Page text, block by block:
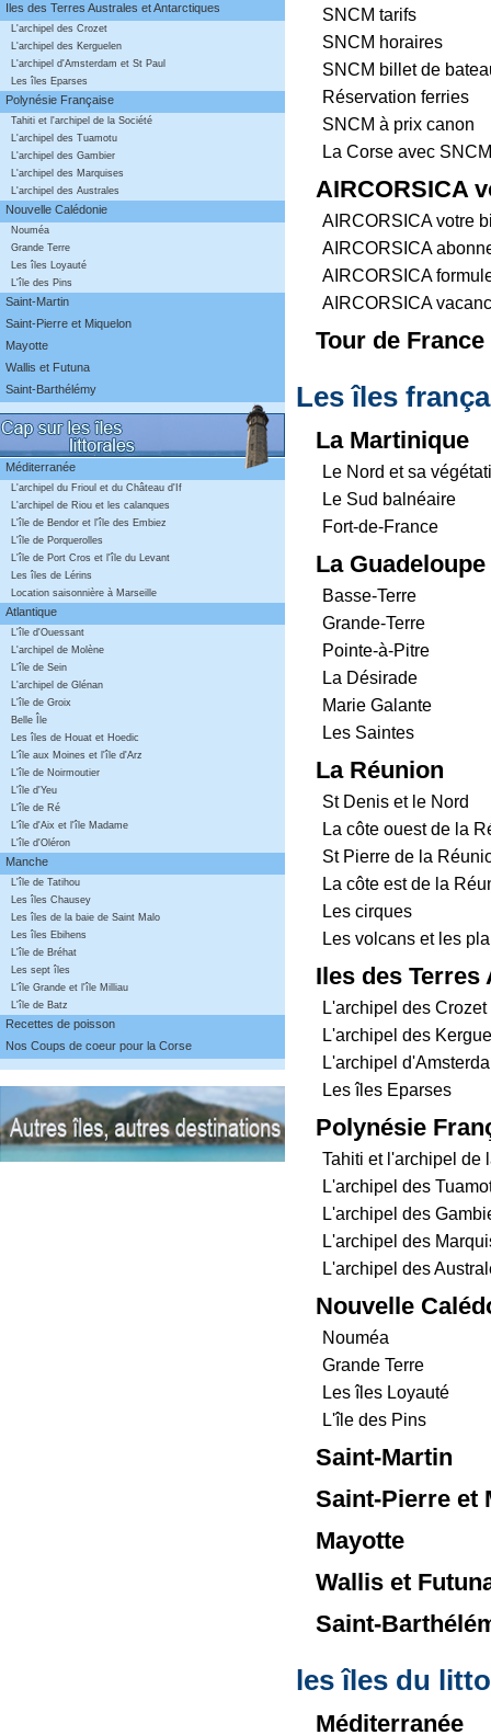
Iles des Terres Australes et Antarctiques
L'archipel des Crozet
L'archipel des Kerguelen
L'archipel d'Amsterdam et St Paul
Les îles Eparses
Polynésie Française
Tahiti et l'archipel de la Société
L'archipel des Tuamotu
L'archipel des Gambier
L'archipel des Marquises
L'archipel des Australes
Nouvelle Calédonie
Nouméa
Grande Terre
Les îles Loyauté
L'île des Pins
Saint-Martin
Saint-Pierre et Miquelon
Mayotte
Wallis et Futuna
Saint-Barthélémy
Méditerranée
L'archipel du Frioul et du Château d'If
L'archipel de Riou et les calanques
L'île de Bendor et l'île des Embiez
L'île de Porquerolles
L'île de Port Cros et l'île du Levant
Les îles de Lérins
Location saisonnière à Marseille
Atlantique
L'île d'Ouessant
L'archipel de Molène
L'île de Sein
L'archipel de Glénan
L'île de Groix
Belle Île
Les îles de Houat et Hoedic
L'île aux Moines et l'île d'Arz
L'île de Noirmoutier
L'île d'Yeu
L'île de Ré
L'île d'Aix et l'île Madame
L'île d'Oléron
Manche
L'île de Tatihou
Les îles Chausey
Les îles de la baie de Saint Malo
Les îles Ebihens
L'île de Bréhat
Les sept îles
L'île Grande et l'île Milliau
L'île de Batz
Recettes de poisson
Nos Coups de coeur pour la Corse
SNCM tarifs
SNCM horaires
SNCM billet de
Réservation ferries
SNCM à prix canon
La Corse avec SNCM
AIRCORSICA
AIRCORSICA votre
AIRCORSICA
AIRCORSICA
AIRCORSICA
Tour de
Les îles
La Martinique
Le Nord et sa
Le Sud balnéaire
Fort-de-France
La Guadeloupe
Basse-Terre
Grande-Terre
Pointe-à-Pitre
La Désirade
Marie Galante
Les Saintes
La Réunion
St Denis et le Nord
La côte ouest de la
St Pierre de la
La côte est de la
Les cirques
Les volcans et les
Iles des
L'archipel des Crozet
L'archipel des
L'archipel
Les îles Eparses
Polynésie
Tahiti et l'archipel de
L'archipel des
L'archipel des
L'archipel des
L'archipel des
Nouvelle
Nouméa
Grande Terre
Les îles Loyauté
L'île des Pins
Saint-Martin
Saint-Pierre et
Mayotte
Wallis et
Saint-
les îles du
Méditerranée